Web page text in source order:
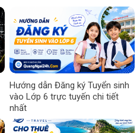
Hướng dẫn Đăng ký Tuyển sinh
vào Lớp 6 trực tuyến chi tiết
nhất